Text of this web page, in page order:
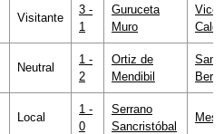
Visitante
3 -
1
Guruceta
Muro
Neutral
1 -
2
Ortiz de
Mendibil
Local
1 -
0
Serrano
Sancristóbal